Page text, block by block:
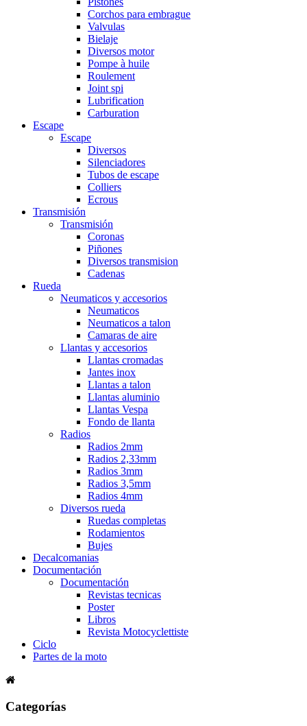
Corchos para embrague
Valvulas
Bielaje
Diversos motor
Pompe à huile
Roulement
Joint spi
Lubrification
Carburation
Escape
Escape
Diversos
Silenciadores
Tubos de escape
Colliers
Ecrous
Transmisión
Transmisión
Coronas
Piñones
Diversos transmision
Cadenas
Rueda
Neumaticos y accesorios
Neumaticos
Neumaticos a talon
Camaras de aire
Llantas y accesorios
Llantas cromadas
Jantes inox
Llantas a talon
Llantas aluminio
Llantas Vespa
Fondo de llanta
Radios
Radios 2mm
Radios 2,33mm
Radios 3mm
Radios 3,5mm
Radios 4mm
Diversos rueda
Ruedas completas
Rodamientos
Bujes
Decalcomanias
Documentación
Documentación
Revistas tecnicas
Poster
Libros
Revista Motocyclettiste
Ciclo
Partes de la moto
Categorías